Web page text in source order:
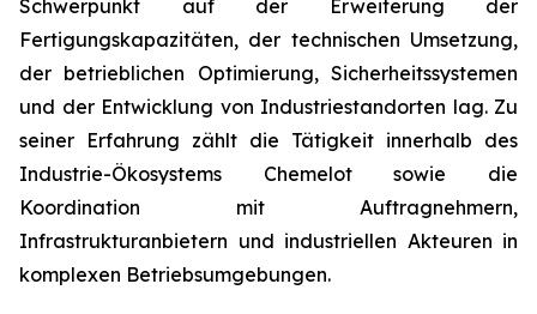
Schwerpunkt auf der Erweiterung der
Fertigungskapazitäten, der technischen Umsetzung,
der betrieblichen Optimierung, Sicherheitssystemen
und der Entwicklung von Industriestandorten lag. Zu
seiner Erfahrung zählt die Tätigkeit innerhalb des
Industrie-Ökosystems Chemelot sowie die
Koordination mit Auftragnehmern,
Infrastrukturanbietern und industriellen Akteuren in
komplexen Betriebsumgebungen.